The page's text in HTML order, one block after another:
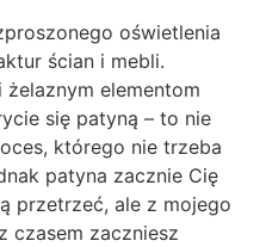
oświetlenia
ścian i mebli.
elementom
się patyną – to nie
którego nie trzeba
patyna zacznie Cię
przetrzeć, ale z mojego
czasem zaczniesz